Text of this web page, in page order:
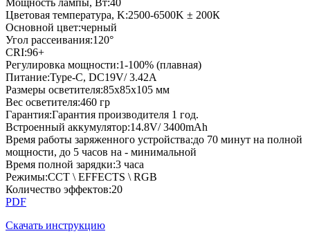
Мощность лампы, Вт:40
Цветовая температура, K:2500-6500K ± 200К
Основной цвет:черный
Угол рассеивания:120°
CRI:96+
Регулировка мощности:1-100% (плавная)
Питание:Type-C, DC19V/ 3.42A
Размеры осветителя:85х85х105 мм
Вес осветителя:460 гр
Гарантия:Гарантия производителя 1 год.
Встроенный аккумулятор:14.8V/ 3400mAh
Время работы заряженного устройства:до 70 минут на полной
мощности, до 5 часов на - минимальной
Время полной зарядки:3 часа
Режимы:CCT \ EFFECTS \ RGB
Количество эффектов:20
PDF
Скачать инструкцию